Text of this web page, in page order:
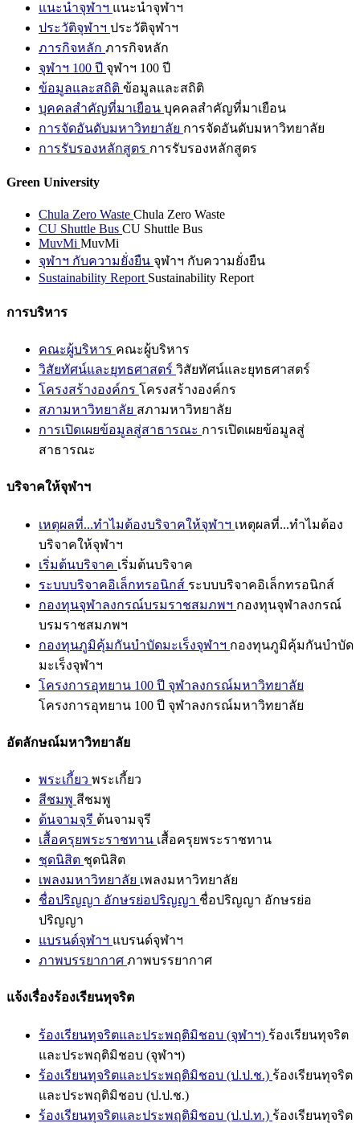
แนะนำจุฬาฯ แนะนำจุฬาฯ
ประวัติจุฬาฯ ประวัติจุฬาฯ
ภารกิจหลัก ภารกิจหลัก
จุฬาฯ 100 ปี จุฬาฯ 100 ปี
ข้อมูลและสถิติ ข้อมูลและสถิติ
บุคคลสำคัญที่มาเยือน บุคคลสำคัญที่มาเยือน
การจัดอันดับมหาวิทยาลัย การจัดอันดับมหาวิทยาลัย
การรับรองหลักสูตร การรับรองหลักสูตร
Green University
Chula Zero Waste Chula Zero Waste
CU Shuttle Bus CU Shuttle Bus
MuvMi MuvMi
จุฬาฯ กับความยั่งยืน จุฬาฯ กับความยั่งยืน
Sustainability Report Sustainability Report
การบริหาร
คณะผู้บริหาร คณะผู้บริหาร
วิสัยทัศน์และยุทธศาสตร์ วิสัยทัศน์และยุทธศาสตร์
โครงสร้างองค์กร โครงสร้างองค์กร
สภามหาวิทยาลัย สภามหาวิทยาลัย
การเปิดเผยข้อมูลสู่สาธารณะ การเปิดเผยข้อมูลสู่
สาธารณะ
บริจาคให้จุฬาฯ
เหตุผลที่...ทำไมต้องบริจาคให้จุฬาฯ เหตุผลที่...ทำไมต้อง
บริจาคให้จุฬาฯ
เริ่มต้นบริจาค เริ่มต้นบริจาค
ระบบบริจาคอิเล็กทรอนิกส์ ระบบบริจาคอิเล็กทรอนิกส์
กองทุนจุฬาลงกรณ์บรมราชสมภพฯ กองทุนจุฬาลงกรณ์
บรมราชสมภพฯ
กองทุนภูมิคุ้มกันบำบัดมะเร็งจุฬาฯ กองทุนภูมิคุ้มกันบำบัด
มะเร็งจุฬาฯ
โครงการอุทยาน 100 ปี จุฬาลงกรณ์มหาวิทยาลัย
โครงการอุทยาน 100 ปี จุฬาลงกรณ์มหาวิทยาลัย
อัตลักษณ์มหาวิทยาลัย
พระเกี้ยว พระเกี้ยว
สีชมพู สีชมพู
ต้นจามจุรี ต้นจามจุรี
เสื้อครุยพระราชทาน เสื้อครุยพระราชทาน
ชุดนิสิต ชุดนิสิต
เพลงมหาวิทยาลัย เพลงมหาวิทยาลัย
ชื่อปริญญา อักษรย่อปริญญา ชื่อปริญญา อักษรย่อ
ปริญญา
แบรนด์จุฬาฯ แบรนด์จุฬาฯ
ภาพบรรยากาศ ภาพบรรยากาศ
แจ้งเรื่องร้องเรียนทุจริต
ร้องเรียนทุจริตและประพฤติมิชอบ (จุฬาฯ) ร้องเรียนทุจริต
และประพฤติมิชอบ (จุฬาฯ)
ร้องเรียนทุจริตและประพฤติมิชอบ (ป.ป.ช.) ร้องเรียนทุจริต
และประพฤติมิชอบ (ป.ป.ช.)
ร้องเรียนทุจริตและประพฤติมิชอบ (ป.ป.ท.) ร้องเรียนทุจริต